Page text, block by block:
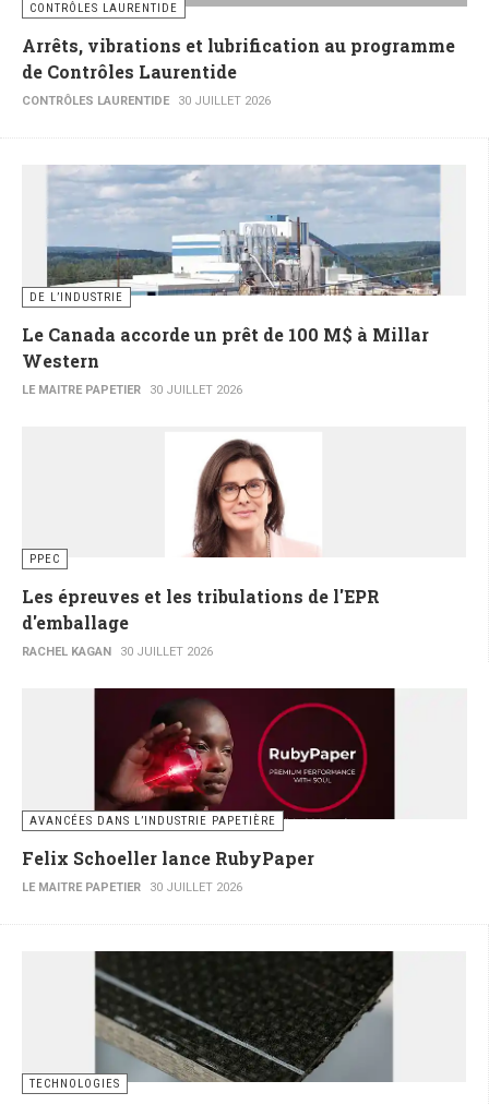
CONTRÔLES LAURENTIDE
Arrêts, vibrations et lubrification au programme
de Contrôles Laurentide
CONTRÔLES LAURENTIDE 30 JUILLET 2026
DE L’INDUSTRIE
Le Canada accorde un prêt de 100 M$ à Millar
Western
LE MAITRE PAPETIER 30 JUILLET 2026
PPEC
Les épreuves et les tribulations de l'EPR
d'emballage
RACHEL KAGAN 30 JUILLET 2026
AVANCÉES DANS L’INDUSTRIE PAPETIÈRE
Felix Schoeller lance RubyPaper
LE MAITRE PAPETIER 30 JUILLET 2026
TECHNOLOGIES